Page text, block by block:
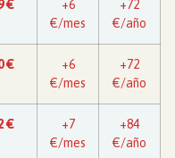
€
+6
€/mes
+72
€/año
€
+6
€/mes
+72
€/año
€
+7
€/mes
+84
€/año